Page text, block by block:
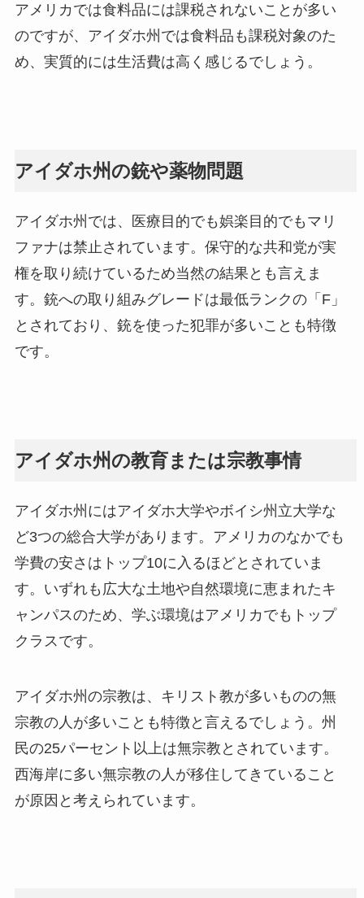
アメリカでは食料品には課税されないことが多い
のですが、アイダホ州では食料品も課税対象のた
め、実質的には生活費は高く感じるでしょう。
アイダホ州の銃や薬物問題
アイダホ州では、医療目的でも娯楽目的でもマリ
ファナは禁止されています。保守的な共和党が実
権を取り続けているため当然の結果とも言えま
す。銃への取り組みグレードは最低ランクの「F」
とされており、銃を使った犯罪が多いことも特徴
です。
アイダホ州の教育または宗教事情
アイダホ州にはアイダホ大学やボイシ州立大学な
ど3つの総合大学があります。アメリカのなかでも
学費の安さはトップ10に入るほどとされていま
す。いずれも広大な土地や自然環境に恵まれたキ
ャンパスのため、学ぶ環境はアメリカでもトップ
クラスです。
アイダホ州の宗教は、キリスト教が多いものの無
宗教の人が多いことも特徴と言えるでしょう。州
民の25パーセント以上は無宗教とされています。
西海岸に多い無宗教の人が移住してきていること
が原因と考えられています。